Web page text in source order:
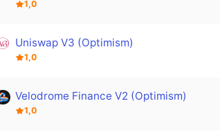
1,0
Uniswap V3 (Optimism)
1,0
Velodrome Finance V2 (Optimism)
1,0